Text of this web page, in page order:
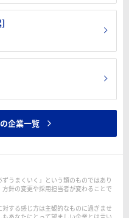
]
企業一覧
うまくいく」という類のものではあり
針の変更や採用担当者が変わることで
する感じ方は主観的なものに過ぎませ